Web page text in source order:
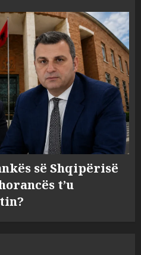
së Shqipërisë
t’u